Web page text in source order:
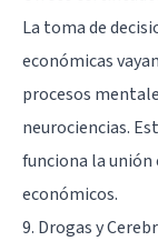
La toma de
económicas
procesos
neurociencias.
funciona la unión
económicos.
9. Drogas y